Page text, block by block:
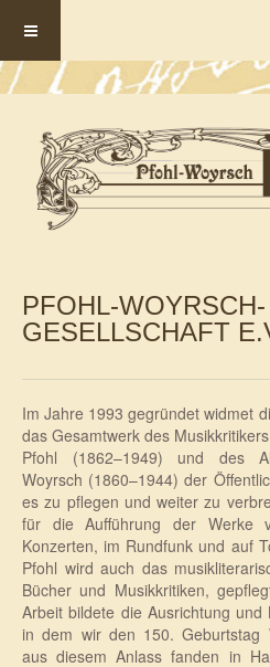
PFOHL-WOYRSCH-
GESELLSCHAFT
Im Jahre 1993 gegründet widmet
das Gesamtwerk des
Pfohl (1862–1949) und des
Woyrsch (1860–1944) der
es zu pflegen und weiter zu
für die Aufführung der Werke
Konzerten, im Rundfunk und auf
Pfohl wird auch das
Bücher und Musikkritiken,
Arbeit bildete die Ausrichtung
in dem wir den 150. Geburtstag
aus diesem Anlass fanden in